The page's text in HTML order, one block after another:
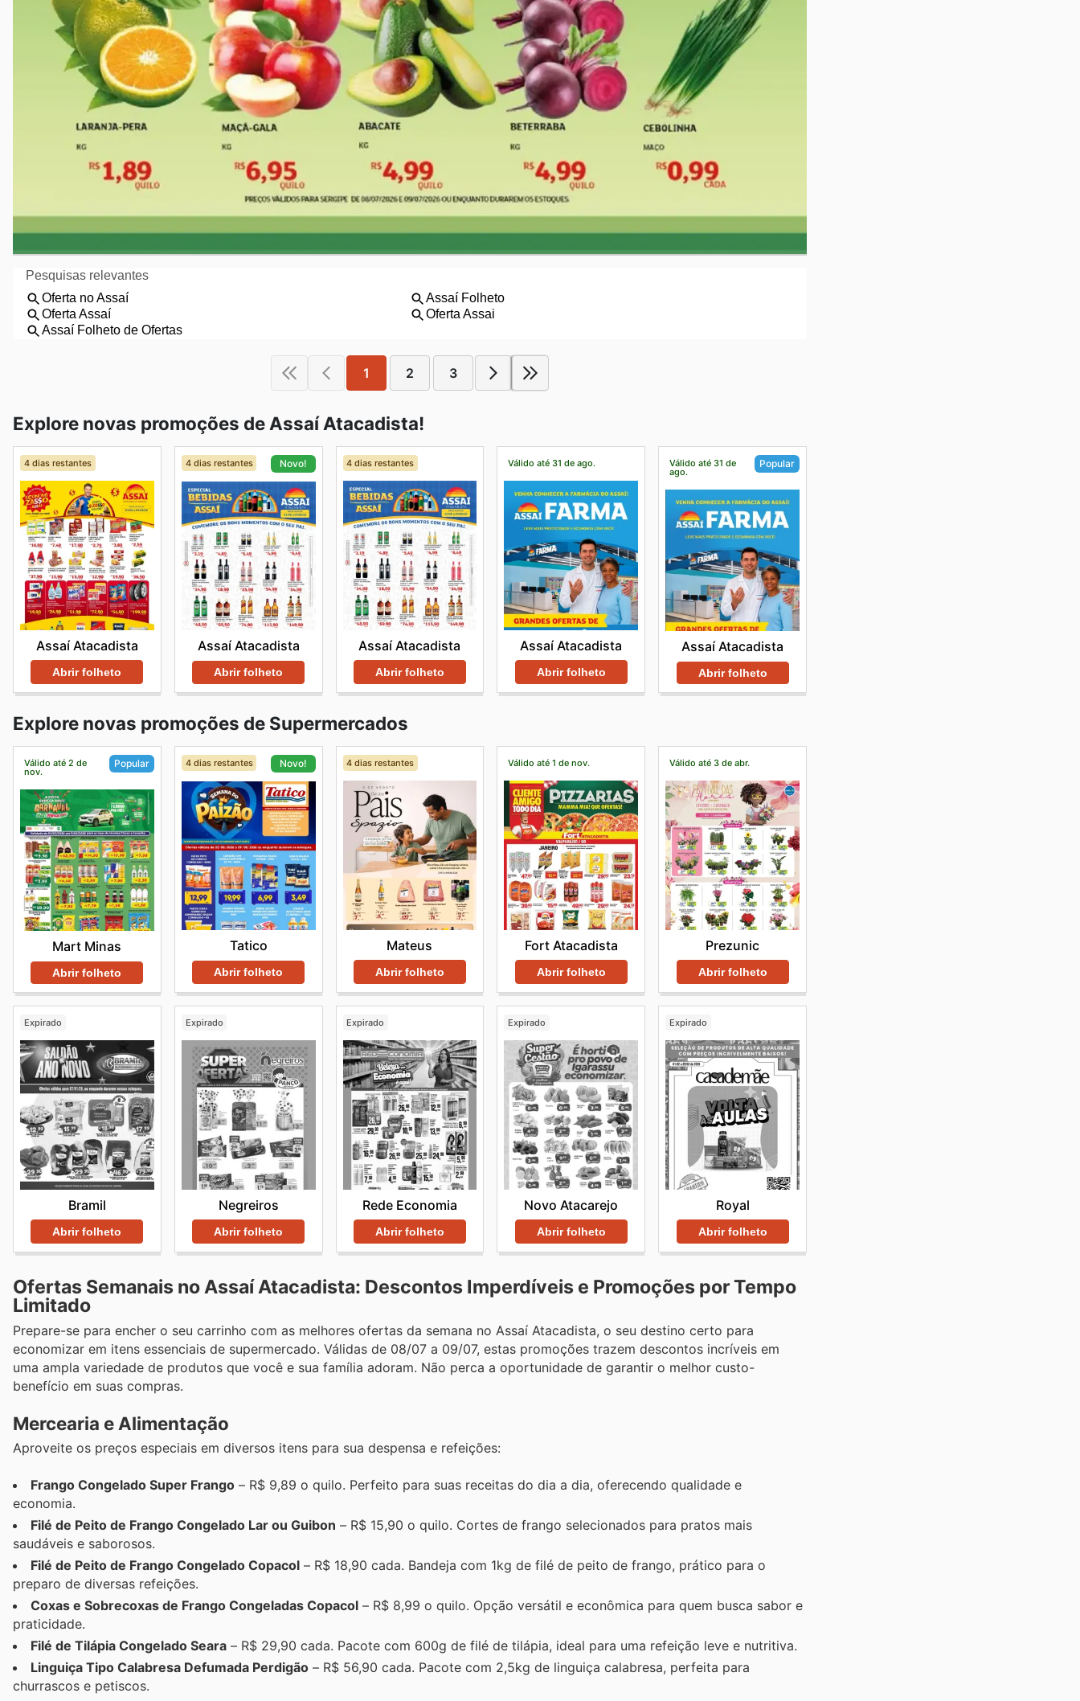
1 2 3
Explore novas promoções de Assaí Atacadista!
4 dias restantes
Assaí Atacadista
Abrir folheto
4 dias restantes Novo!
Assaí Atacadista
Abrir folheto
4 dias restantes
Assaí Atacadista
Abrir folheto
Válido até 31 de ago.
Assaí Atacadista
Abrir folheto
Válido até 31 de
ago.
Popular
Assaí Atacadista
Abrir folheto
Explore novas promoções de Supermercados
Válido até 2 de
nov.
Popular
Mart Minas
Abrir folheto
4 dias restantes Novo!
Tatico
Abrir folheto
4 dias restantes
Mateus
Abrir folheto
Válido até 1 de nov.
Fort Atacadista
Abrir folheto
Válido até 3 de abr.
Prezunic
Abrir folheto
Expirado
Bramil
Abrir folheto
Expirado
Negreiros
Abrir folheto
Expirado
Rede Economia
Abrir folheto
Expirado
Novo Atacarejo
Abrir folheto
Expirado
Royal
Abrir folheto
Ofertas Semanais no Assaí Atacadista: Descontos Imperdíveis e Promoções por Tempo
Limitado
Prepare-se para encher o seu carrinho com as melhores ofertas da semana no Assaí Atacadista, o seu destino certo para
economizar em itens essenciais de supermercado. Válidas de 08/07 a 09/07, estas promoções trazem descontos incríveis em
uma ampla variedade de produtos que você e sua família adoram. Não perca a oportunidade de garantir o melhor custo-
benefício em suas compras.
Mercearia e Alimentação
Aproveite os preços especiais em diversos itens para sua despensa e refeições:
Frango Congelado Super Frango – R$ 9,89 o quilo. Perfeito para suas receitas do dia a dia, oferecendo qualidade e
economia.
Filé de Peito de Frango Congelado Lar ou Guibon – R$ 15,90 o quilo. Cortes de frango selecionados para pratos mais
saudáveis e saborosos.
Filé de Peito de Frango Congelado Copacol – R$ 18,90 cada. Bandeja com 1kg de filé de peito de frango, prático para o
preparo de diversas refeições.
Coxas e Sobrecoxas de Frango Congeladas Copacol – R$ 8,99 o quilo. Opção versátil e econômica para quem busca sabor e
praticidade.
Filé de Tilápia Congelado Seara – R$ 29,90 cada. Pacote com 600g de filé de tilápia, ideal para uma refeição leve e nutritiva.
Linguiça Tipo Calabresa Defumada Perdigão – R$ 56,90 cada. Pacote com 2,5kg de linguiça calabresa, perfeita para
churrascos e petiscos.